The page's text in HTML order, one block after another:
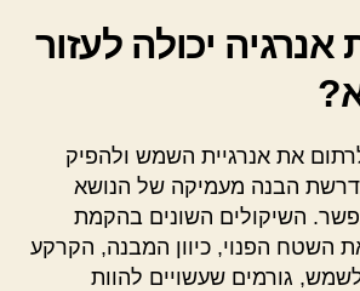
יכולה לעזור
את אנרגיית השמש ולהפיק
הבנה מעמיקה של הנושא
השיקולים השונים בהקמת
השטח הפנוי, כיוון המבנה, הקרקע
גורמים שעשויים להוות